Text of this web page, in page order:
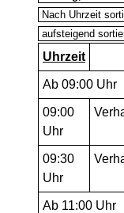
Uhrzeit
Ab 09:00 Uhr
09:00
Uhr
09:30
Uhr
Ab 11:00 Uhr